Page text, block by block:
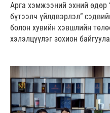
Арга хэмжээний эхний
бүтээлч үйлдвэрлэл”
болон хувийн хэвшлийн
хэлэлцүүлэг зохион